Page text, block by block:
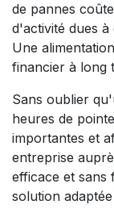
de pannes
d'activité dues
Une
financier à long
Sans oublier
heures de
importantes et
entreprise
efficace et sans
solution